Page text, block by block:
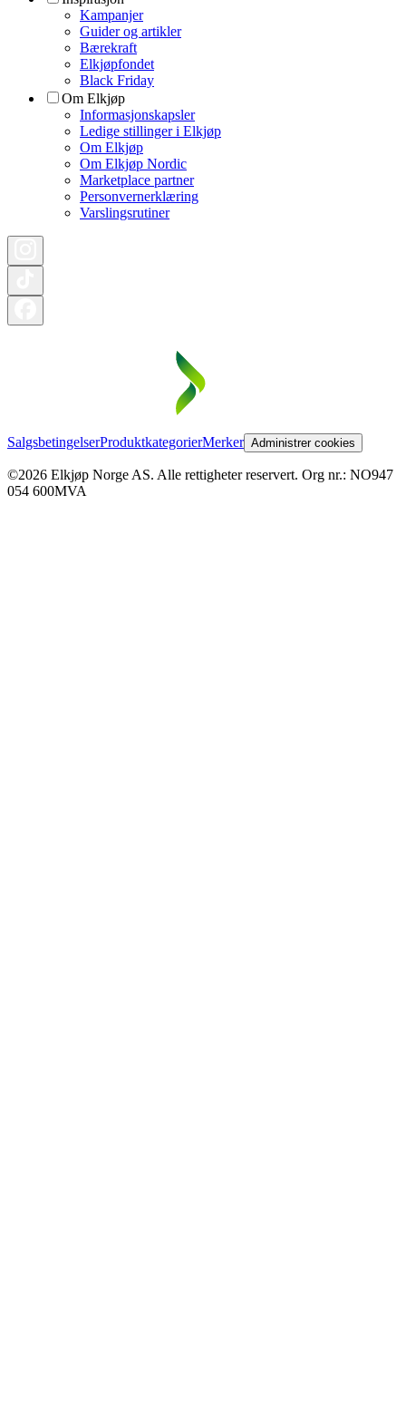
Kampanjer
Guider og artikler
Bærekraft
Elkjøpfondet
Black Friday
Om Elkjøp
Informasjonskapsler
Ledige stillinger i Elkjøp
Om Elkjøp
Om Elkjøp Nordic
Marketplace partner
Personvernerklæring
Varslingsrutiner
SalgsbetingelserProduktkategorierMerker Administrer cookies
©2026 Elkjøp Norge AS. Alle rettigheter reservert. Org nr.: NO947
054 600MVA